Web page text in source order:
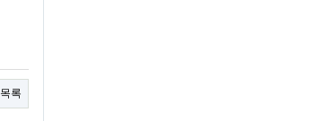
목록